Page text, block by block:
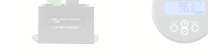
Quattro-II 48/5000/70-50/50 (left)
Quattro-II 48/5000/70-50/50 (right)
Certificate IEC 60335-1 / 60335-2-29 - Quattro-II 48V 5kVA